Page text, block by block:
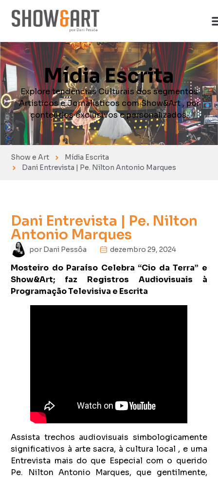
Mídia Escrita
Explore tendências Culturais dos segmentos
Artísticos e Jornalísticos com Show&Art , por
conteúdos exclusivos e personalizados.
Show e Art
Mídia Escrita
Dani Entrevista | Pe. Nilton Antonio Marques
Dani Entrevista | Pe. Nilton
Antonio Marques
por Dani Pessôa dezembro 29, 2024
Mosteiro do Paraíso Celebra “Cio da Terra” e
Show&Art; faz Registros Audiovisuais à
Programação Televisiva e Escrita
Assista trechos audiovisuais simbologicamente
significativos à arte sacra, à cultura local , e uma
Entrevista mais do que Especial com o querido
Pe. Nilton Antonio Marques, que gentilmente,